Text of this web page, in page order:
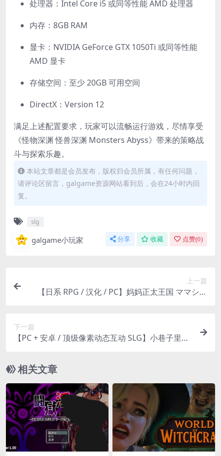
处理器：Intel Core i5 或同等性能 AMD 处理器
内存：8GB RAM
显卡：NVIDIA GeForce GTX 1050Ti 或同等性能
AMD 显卡
存储空间：至少 20GB 可用空间
DirectX：Version 12
满足上述配置要求，玩家可以流畅运行游戏，尽情享受
《怪物深渊 怪兽深渊 Monsters Abyss》带来的策略战
斗与探索乐趣。
本站文章都是会员发布，版权归会员所属，有任何问题，
请评论区留言，galgame资源网站看到后，会在24小时内回
复。
slg
galgame小玩家 分享 收藏 点赞(0)
上一篇
【日系 RPG / 汉化 / PC】妈妈正太王国 ママショ
下一篇
【PC + 安卓 / 顶级像素动态互动 SLG】小巷子里秘
8G】
相关文章